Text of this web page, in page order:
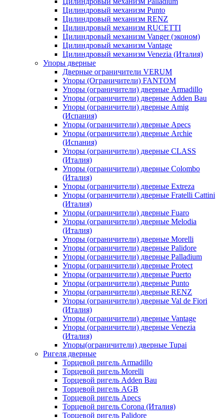
Цилиндровый механизм Punto
Цилиндровый механизм RENZ
Цилиндровый механизм RUCETTI
Цилиндровый механизм Vanger (эконом)
Цилиндровый механизм Vantage
Цилиндровый механизм Venezia (Италия)
Упоры дверные
Дверные ограничители VERUM
Упоры (Ограничители) FANTOM
Упоры (ограничители) дверные Armadillo
Упоры (ограничители) дверные Adden Bau
Упоры (ограничители) дверные Amig
(Испания)
Упоры (ограничители) дверные Apecs
Упоры (ограничители) дверные Archie
(Испания)
Упоры (ограничители) дверные CLASS
(Италия)
Упоры (ограничители) дверные Colombo
(Италия)
Упоры (ограничители) дверные Extreza
Упоры (ограничители) дверные Fratelli Cattini
(Италия)
Упоры (ограничители) дверные Fuaro
Упоры (ограничители) дверные Melodia
(Италия)
Упоры (ограничители) дверные Morelli
Упоры (ограничители) дверные Palidore
Упоры (ограничители) дверные Palladium
Упоры (ограничители) дверные Protect
Упоры (ограничители) дверные Puerto
Упоры (ограничители) дверные Punto
Упоры (ограничители) дверные RENZ
Упоры (ограничители) дверные Val de Fiori
(Италия)
Упоры (ограничители) дверные Vantage
Упоры (ограничители) дверные Venezia
(Италия)
Упоры(ограничители) дверные Tupai
Ригеля дверные
Торцевой ригель Armadillo
Торцевой ригель Morelli
Торцевой ригель Adden Bau
Торцевой ригель AGB
Торцевой ригель Apecs
Торцевой ригель Corona (Италия)
Торцевой ригель Palidore